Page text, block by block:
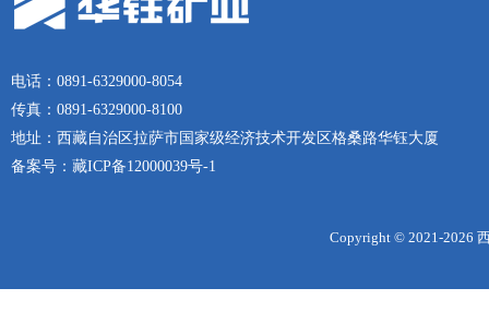
电话：0891-6329000-8054
传真：0891-6329000-8100
地址：西藏自治区拉萨市国家级经济技术开发区格桑路华钰大厦
备案号： 藏ICP备12000039号-1
Copyright © 2021-2026